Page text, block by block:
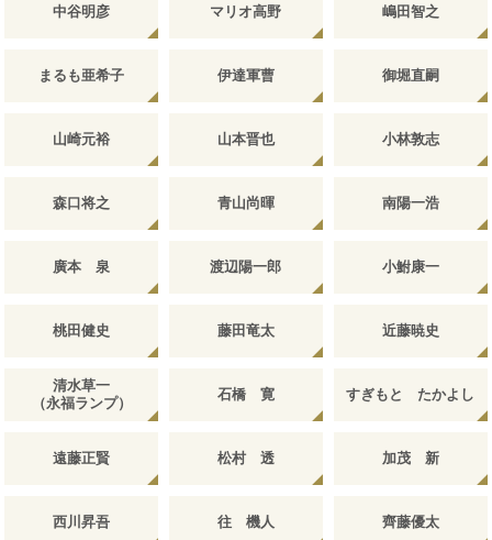
中谷明彦 マリオ高野 嶋田智之
まるも亜希子 伊達軍曹 御堀直嗣
山崎元裕 山本晋也 小林敦志
森口将之 青山尚暉 南陽一浩
廣本 泉 渡辺陽一郎 小鮒康一
桃田健史 藤田竜太 近藤暁史
清水草一
（永福ランプ）
石橋 寛 すぎもと たかよし
遠藤正賢 松村 透 加茂 新
西川昇吾 往 機人 齊藤優太